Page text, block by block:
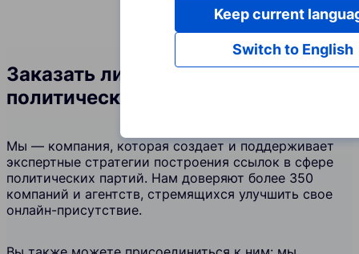
Услуги
Русский
Заказать линкбилдинг в сфере
политических партий
Мы — компания, которая создает и поддерживает
экспертные стратегии построения ссылок в сфере
политических партий. Нам доверяют более 350
компаний и агентств, стремящихся улучшить свое
онлайн-присутствие.
Switch to English
Keep current